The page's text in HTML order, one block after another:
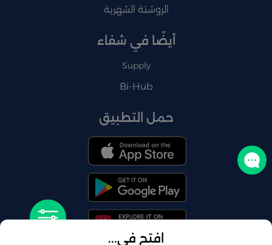
افتح في...
الروشتة الشهرية
أيضًا في شفاء
Supply
Bi-Hub
حمل التطبيق
تواصل معنا